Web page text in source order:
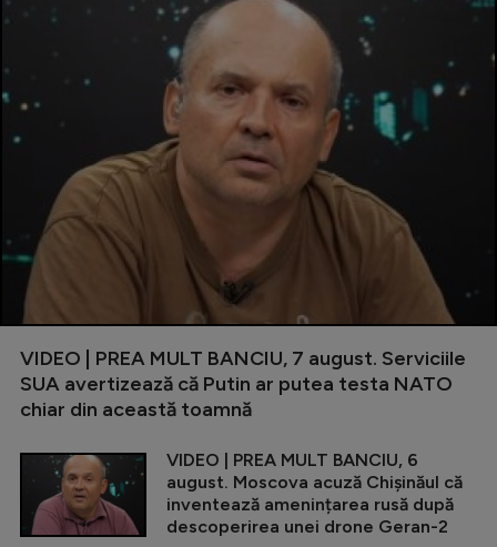
VIDEO | PREA MULT BANCIU, 7 august. Serviciile
SUA avertizează că Putin ar putea testa NATO
chiar din această toamnă
VIDEO | PREA MULT BANCIU, 6
august. Moscova acuză Chișinăul că
inventează amenințarea rusă după
descoperirea unei drone Geran-2